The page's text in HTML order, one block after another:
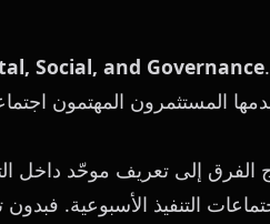
Social, and Governance. معايير ESG هي مجموعة من